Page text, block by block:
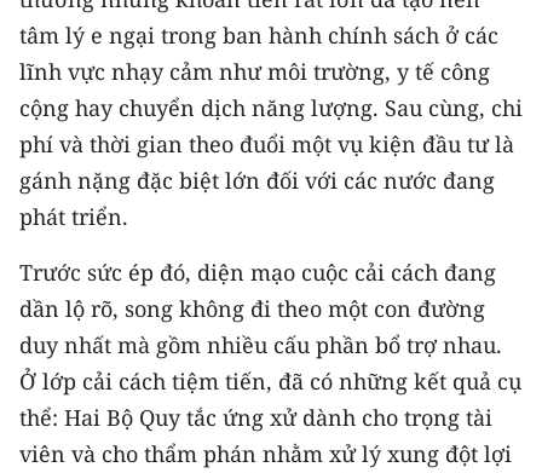
Chuyên trang Hà Nội
Chuyên trang TP. Hồ Chí Minh
CHUYÊN ĐỀ
CÁC CHUYÊN TRANG
VỀ BÁO NHÂN DÂN
THỜI NAY
NHÂN DÂN CUỐI TUẦN
NHÂN DÂN HẰNG THÁNG
tâm lý e ngại trong ban hành chính sách ở các
lĩnh vực nhạy cảm như môi trường, y tế công
cộng hay chuyển dịch năng lượng. Sau cùng, chi
phí và thời gian theo đuổi một vụ kiện đầu tư là
gánh nặng đặc biệt lớn đối với các nước đang
phát triển.
Trước sức ép đó, diện mạo cuộc cải cách đang
dần lộ rõ, song không đi theo một con đường
duy nhất mà gồm nhiều cấu phần bổ trợ nhau.
Ở lớp cải cách tiệm tiến, đã có những kết quả cụ
thể: Hai Bộ Quy tắc ứng xử dành cho trọng tài
viên và cho thẩm phán nhằm xử lý xung đột lợi